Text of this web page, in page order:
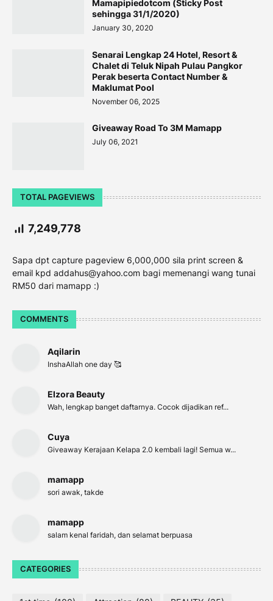
Mamapipiedotcom (Sticky Post
sehingga 31/1/2020)
January 30, 2020
Senarai Lengkap 24 Hotel, Resort &
Chalet di Teluk Nipah Pulau Pangkor
Perak beserta Contact Number &
Maklumat Pool
November 06, 2025
Giveaway Road To 3M Mamapp
July 06, 2021
TOTAL PAGEVIEWS
7,249,778
Sapa dpt capture pageview 6,000,000 sila print screen &
email kpd addahus@yahoo.com bagi memenangi wang tunai
RM50 dari mamapp :)
COMMENTS
Aqilarin
InshaAllah one day 🥰
Elzora Beauty
Wah, lengkap banget daftarnya. Cocok dijadikan ref...
Cuya
Giveaway Kerajaan Kelapa 2.0 kembali lagi! Semua w...
mamapp
sori awak, takde
mamapp
salam kenal faridah, dan selamat berpuasa
CATEGORIES